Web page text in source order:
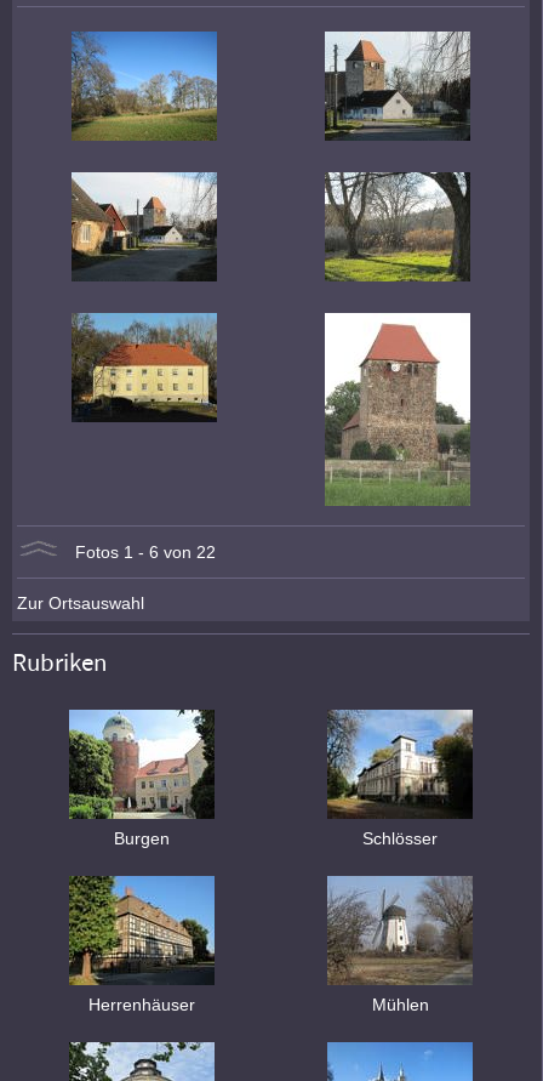
Fotos 1 - 6 von 22
Zur Ortsauswahl
Rubriken
Burgen Schlösser
Herrenhäuser Mühlen